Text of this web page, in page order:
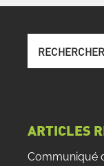
sur
ARTICLES
Communiqué